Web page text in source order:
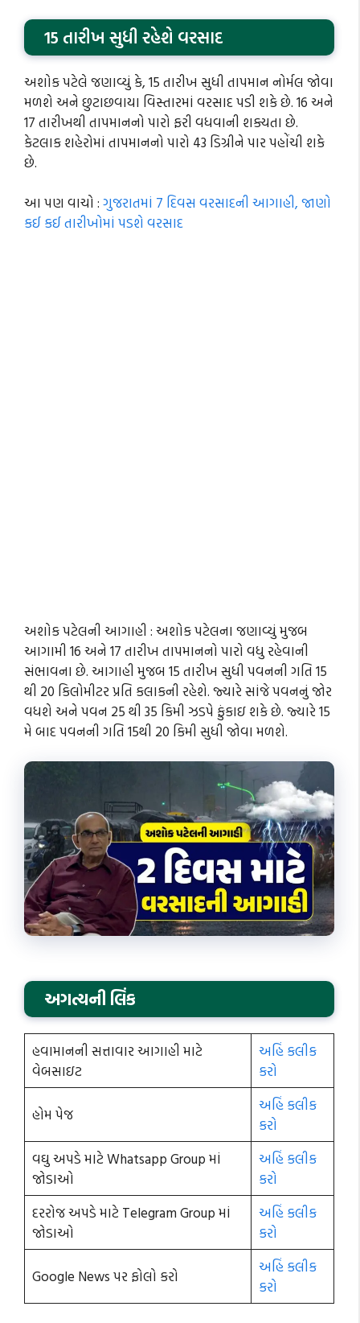
15 તારીખ સુધી રહેશે વરસાદ
અશોક પટેલે જણાવ્યું કે, 15 તારીખ સુધી તાપમાન નોર્મલ જોવા
મળશે અને છુટાછવાયા વિસ્તારમાં વરસાદ પડી શકે છે. 16 અને
17 તારીખથી તાપમાનનો પારો ફરી વધવાની શક્યતા છે.
કેટલાક શહેરોમાં તાપમાનનો પારો 43 ડિગ્રીને પાર પહોંચી શકે
છે.
આ પણ વાચો : ગુજરાતમાં 7 દિવસ વરસાદની આગાહી, જાણો
કઈ કઈ તારીખોમાં પડશે વરસાદ
અશોક પટેલની આગાહી : અશોક પટેલના જણાવ્યું મુજબ
આગામી 16 અને 17 તારીખ તાપમાનનો પારો વધુ રહેવાની
સંભાવના છે. આગાહી મુજબ 15 તારીખ સુધી પવનની ગતિ 15
થી 20 કિલોમીટર પ્રતિ કલાકની રહેશે. જ્યારે સાંજે પવનનું જોર
વધશે અને પવન 25 થી 35 કિમી ઝડપે ફુંકાઇ શકે છે. જ્યારે 15
મે બાદ પવનની ગતિ 15થી 20 કિમી સુધી જોવા મળશે.
અગત્યની લિંક
હવામાનની સત્તાવાર આગાહી માટે
વેબસાઇટ
અહિં કલીક
કરો
હોમ પેજ
અહિં કલીક
કરો
વઘુ અપડે માટે Whatsapp Group માં
જોડાઓ
અહિં કલીક
કરો
દરરોજ અપડે માટે Telegram Group માં
જોડાઓ
અહિં કલીક
કરો
Google News પર ફોલો કરો
અહિં કલીક
કરો